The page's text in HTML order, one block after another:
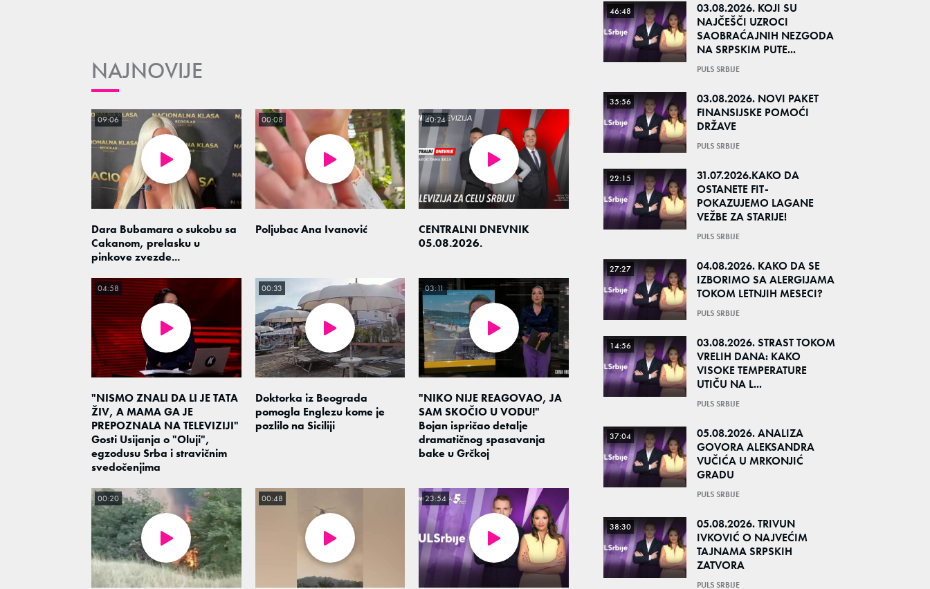
NAJNOVIJE
Dara Bubamara o sukobu sa
Cakanom, prelasku u
pinkove zvezde...
09:06
Poljubac Ana Ivanović
00:08
CENTRALNI DNEVNIK
05.08.2026.
40:24
"NISMO ZNALI DA LI JE TATA
ŽIV, A MAMA GA JE
PREPOZNALA NA TELEVIZIJI"
Gosti Usijanja o "Oluji",
egzodusu Srba i stravičnim
svedočenjima
04:58
Doktorka iz Beograda
pomogla Englezu kome je
pozlilo na Siciliji
00:33
"NIKO NIJE REAGOVAO, JA
SAM SKOČIO U VODU!"
Bojan ispričao detalje
dramatičnog spasavanja
bake u Grčkoj
03:11
00:20 00:48 23:54
46:48
03.08.2026. KOJI SU
NAJČEŠČI UZROCI
SAOBRAĆAJNIH NEZGODA
NA SRPSKIM PUTE...
PULS SRBIJE
35:56
03.08.2026. NOVI PAKET
FINANSIJSKE POMOĆI
DRŽAVE
PULS SRBIJE
22:15
31.07.2026.KAKO DA
OSTANETE FIT-
POKAZUJEMO LAGANE
VEŽBE ZA STARIJE!
PULS SRBIJE
27:27
04.08.2026. KAKO DA SE
IZBORIMO SA ALERGIJAMA
TOKOM LETNJIH MESECI?
PULS SRBIJE
14:56
03.08.2026. STRAST TOKOM
VRELIH DANA: KAKO
VISOKE TEMPERATURE
UTIČU NA L...
PULS SRBIJE
37:04
05.08.2026. ANALIZA
GOVORA ALEKSANDRA
VUČIĆA U MRKONJIĆ
GRADU
PULS SRBIJE
38:30
05.08.2026. TRIVUN
IVKOVIĆ O NAJVEĆIM
TAJNAMA SRPSKIH
ZATVORA
PULS SRBIJE